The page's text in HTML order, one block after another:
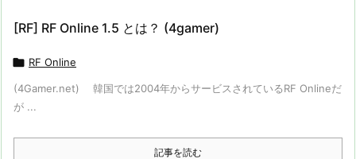
[RF] RF Online 1.5 とは？ (4gamer)
 RF Online
(4Gamer.net) 韓国では2004年からサービスされているRF Onlineだ
が ...
記事を読む